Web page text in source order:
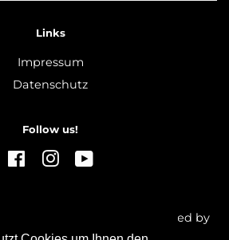
Links
Impressum
Datenschutz
Follow us!
FacebookInstagram
. Powered by
Shopify